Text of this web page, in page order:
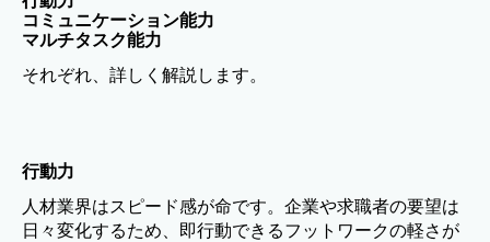
コミュニケーション能力
マルチタスク能力
それぞれ、詳しく解説します。
行動力
人材業界はスピード感が命です。企業や求職者の要望は
日々変化するため、即行動できるフットワークの軽さが